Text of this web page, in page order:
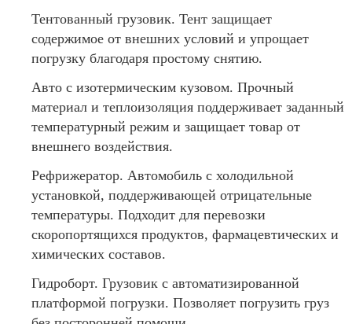
Тентованный грузовик. Тент защищает
содержимое от внешних условий и упрощает
погрузку благодаря простому снятию.
Авто с изотермическим кузовом. Прочный
материал и теплоизоляция поддерживает заданный
температурный режим и защищает товар от
внешнего воздействия.
Рефрижератор. Автомобиль с холодильной
установкой, поддерживающей отрицательные
температуры. Подходит для перевозки
скоропортящихся продуктов, фармацевтических и
химических составов.
Гидроборт. Грузовик с автоматизированной
платформой погрузки. Позволяет погрузить груз